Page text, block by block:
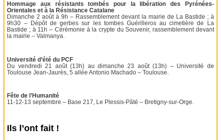
Hommage aux résistants tombés pour la libération des Pyrénées-
Orientales et à la Résistance Catalane
Dimanche 2 août à 9h – Rassemblement devant la mairie de La Bastide ; à
9h30 – Dépôt de gerbes sur les tombes Guérilleros au cimetière de La
Bastide ; à 11h – Cérémonie à la crypte du Souvenir, rassemblement devant
la mairie – Valmanya.
Université d’été du PCF
Du vendredi 21 août (13h) au dimanche 23 août (13h) – Université de
Toulouse Jean-Jaurès, 5 allée Antonio Machado – Toulouse.
Fête de l’Humanité
11-12-13 septembre – Base 217, Le Plessis-Pâté – Bretigny-sur-Orge.
Ils l’ont fait !